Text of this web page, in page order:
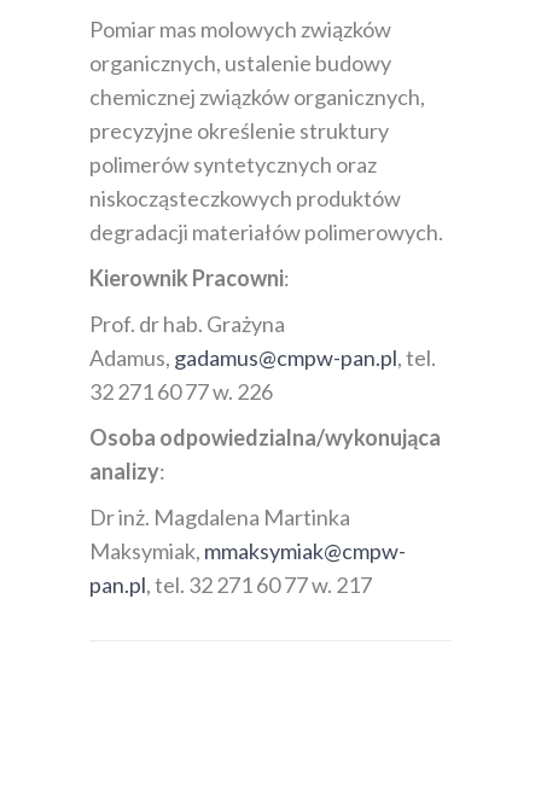
Pomiar mas molowych związków
organicznych, ustalenie budowy
chemicznej związków organicznych,
precyzyjne określenie struktury
polimerów syntetycznych oraz
niskocząsteczkowych produktów
degradacji materiałów polimerowych.
Kierownik Pracowni:
Prof. dr hab. Grażyna
Adamus, gadamus@cmpw-pan.pl, tel.
32 271 60 77 w. 226
Osoba odpowiedzialna/wykonująca
analizy:
Dr inż. Magdalena Martinka
Maksymiak, mmaksymiak@cmpw-
pan.pl, tel. 32 271 60 77 w. 217